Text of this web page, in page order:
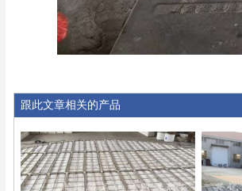
跟此文章相关的产品